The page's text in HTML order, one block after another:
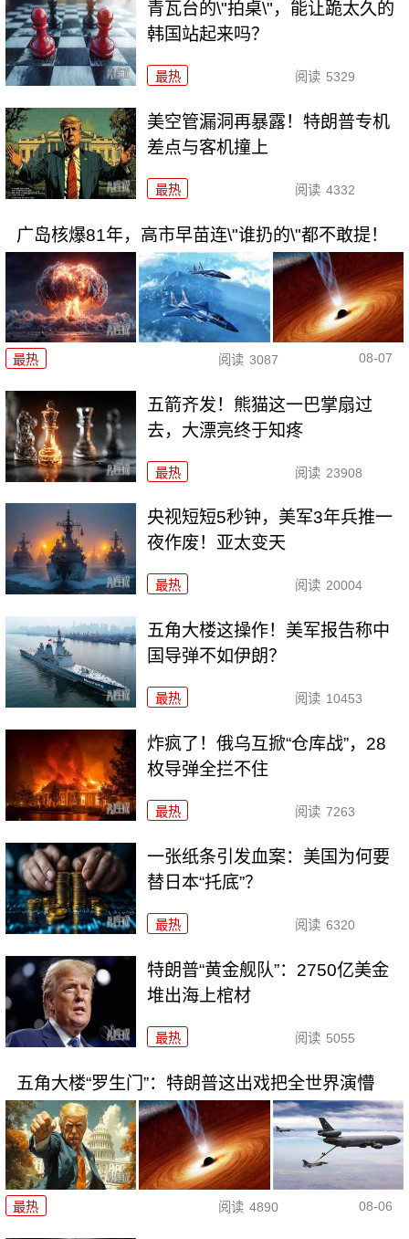
青瓦台的\"拍桌\"，能让跪太久的
韩国站起来吗？
最热 阅读 5329
美空管漏洞再暴露！特朗普专机
差点与客机撞上
最热 阅读 4332
广岛核爆81年，高市早苗连\"谁扔的\"都不敢提！
最热 阅读 3087 08-07
五箭齐发！熊猫这一巴掌扇过
去，大漂亮终于知疼
最热 阅读 23908
央视短短5秒钟，美军3年兵推一
夜作废！亚太变天
最热 阅读 20004
五角大楼这操作！美军报告称中
国导弹不如伊朗？
最热 阅读 10453
炸疯了！俄乌互掀“仓库战”，28
枚导弹全拦不住
最热 阅读 7263
一张纸条引发血案：美国为何要
替日本“托底”？
最热 阅读 6320
特朗普“黄金舰队”：2750亿美金
堆出海上棺材
最热 阅读 5055
五角大楼“罗生门”：特朗普这出戏把全世界演懵
最热 阅读 4890 08-06